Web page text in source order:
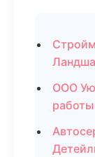
ООО